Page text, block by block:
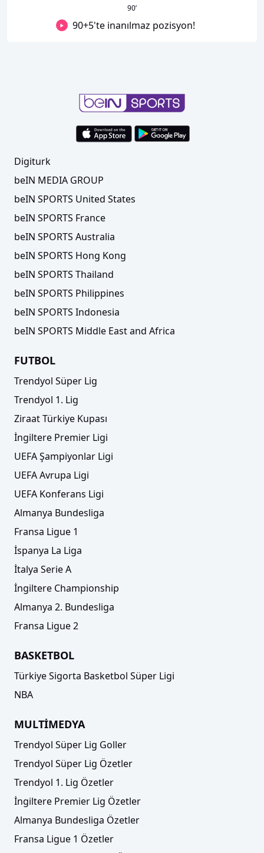
90’
90+5'te inanılmaz pozisyon!
Digiturk
beIN MEDIA GROUP
beIN SPORTS United States
beIN SPORTS France
beIN SPORTS Australia
beIN SPORTS Hong Kong
beIN SPORTS Thailand
beIN SPORTS Philippines
beIN SPORTS Indonesia
beIN SPORTS Middle East and Africa
FUTBOL
Trendyol Süper Lig
Trendyol 1. Lig
Ziraat Türkiye Kupası
İngiltere Premier Ligi
UEFA Şampiyonlar Ligi
UEFA Avrupa Ligi
UEFA Konferans Ligi
Almanya Bundesliga
Fransa Ligue 1
İspanya La Liga
İtalya Serie A
İngiltere Championship
Almanya 2. Bundesliga
Fransa Ligue 2
BASKETBOL
Türkiye Sigorta Basketbol Süper Ligi
NBA
MULTİMEDYA
Trendyol Süper Lig Goller
Trendyol Süper Lig Özetler
Trendyol 1. Lig Özetler
İngiltere Premier Lig Özetler
Almanya Bundesliga Özetler
Fransa Ligue 1 Özetler